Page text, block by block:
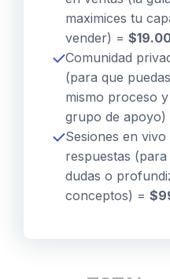
maximices tu
vender) =
Comunidad
(para que
mismo proceso
grupo de apoyo)
Sesiones en
respuestas
dudas o
conceptos) =